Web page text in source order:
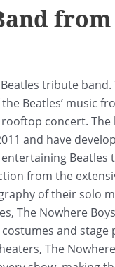
from
Beatles tribute band.
Beatles’ music
concert. The
and have
Beatles
from the
of their solo
The Nowhere
and stage
The